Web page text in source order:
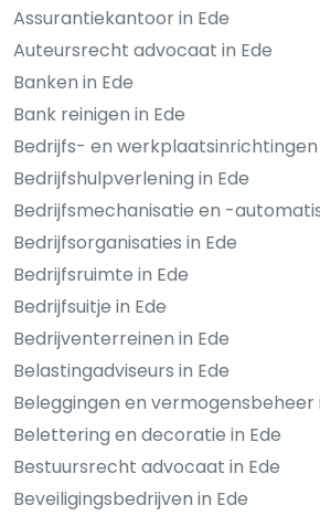
Assurantiekantoor in Ede
Auteursrecht advocaat in Ede
Banken in Ede
Bank reinigen in Ede
Bedrijfs- en werkplaatsinrichtingen
Bedrijfshulpverlening in Ede
Bedrijfsmechanisatie en -
Bedrijfsorganisaties in Ede
Bedrijfsruimte in Ede
Bedrijfsuitje in Ede
Bedrijventerreinen in Ede
Belastingadviseurs in Ede
Beleggingen en vermogensbeheer
Belettering en decoratie in Ede
Bestuursrecht advocaat in Ede
Beveiligingsbedrijven in Ede